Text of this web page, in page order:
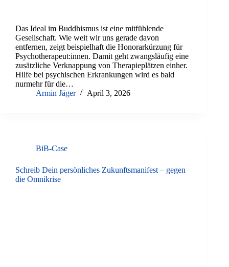
Das Ideal im Buddhismus ist eine mitfühlende
Gesellschaft. Wie weit wir uns gerade davon
entfernen, zeigt beispielhaft die Honorarkürzung für
Psychotherapeut:innen. Damit geht zwangsläufig eine
zusätzliche Verknappung von Therapieplätzen einher.
Hilfe bei psychischen Erkrankungen wird es bald
nurmehr für die…
Armin Jäger
April 3, 2026
BiB-Case
Schreib Dein persönliches Zukunftsmanifest – gegen
die Omnikrise